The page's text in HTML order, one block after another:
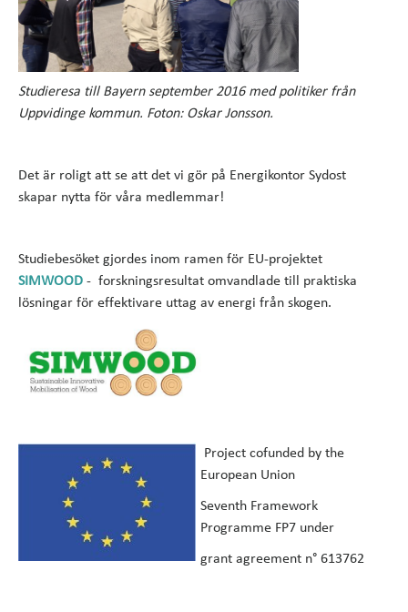
Studieresa till Bayern september 2016 med politiker från
Uppvidinge kommun. Foton: Oskar Jonsson.
Det är roligt att se att det vi gör på Energikontor Sydost
skapar nytta för våra medlemmar!
Studiebesöket gjordes inom ramen för EU-projektet
SIMWOOD - forskningsresultat omvandlade till praktiska
lösningar för effektivare uttag av energi från skogen.
Project cofunded by the
European Union
Seventh Framework
Programme FP7 under
grant agreement n° 613762